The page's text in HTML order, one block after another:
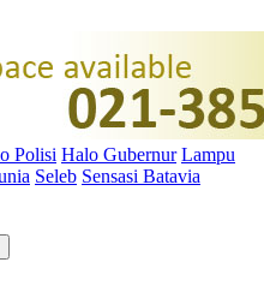
Polisi Halo Gubernur Lampu
Seleb Sensasi Batavia